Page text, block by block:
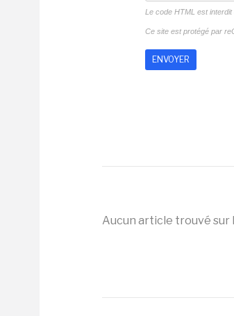
Le code HTML est
Ce site est protégé par
Aucun article trouvé sur